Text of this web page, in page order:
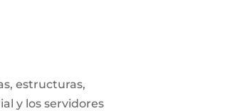
estructuras,
y los servidores